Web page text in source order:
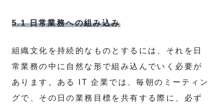
5.1 日常業務への組み込み
組織文化を持続的なものとするには、それを日
常業務の中に自然な形で組み込んでいく必要が
あります。ある IT 企業では、毎朝のミーティン
グで、その日の業務目標を共有する際に、必ず